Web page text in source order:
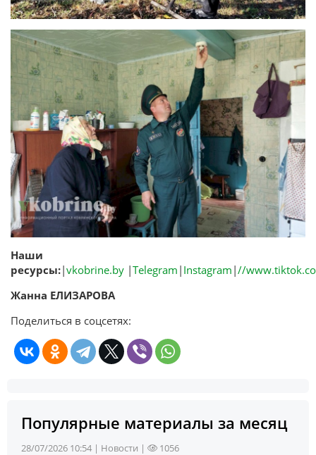
Наши
ресурсы:|vkobrine.by |Telegram | Instagram |//
Жанна ЕЛИЗАРОВА
Поделиться в соцсетях:
Популярные материалы за месяц
28/07/2026 10:54 | Новости | 1056